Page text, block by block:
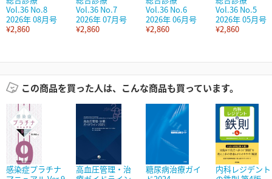
Vol.36 No.8
2026年 08月号
¥2,860
Vol.36 No.7
2026年 07月号
¥2,860
Vol.36 No.6
2026年 06月号
¥2,860
Vol.36 No.5
2026年 05月号
¥2,860
この商品を買った人は、こんな商品も買っています。
感染症プラチナ
高血圧管理・治
糖尿病治療ガイ
内科レジデント